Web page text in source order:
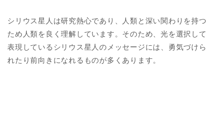
シリウス星人は研究熱心であり、人類と深い関わりを持つ
ため人類を良く理解しています。そのため、光を選択して
表現しているシリウス星人のメッセージには、勇気づけら
れたり前向きになれるものが多くあります。